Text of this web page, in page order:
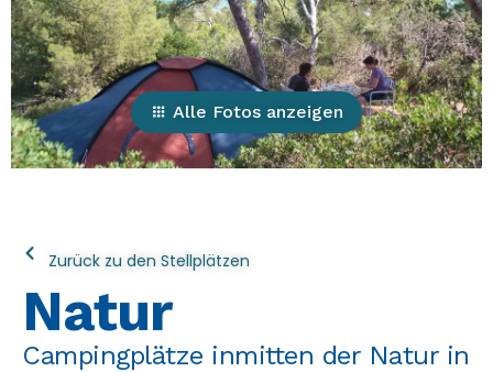
Alle Fotos anzeigen
Zurück zu den Stellplätzen
Natur
Campingplätze inmitten der Natur in